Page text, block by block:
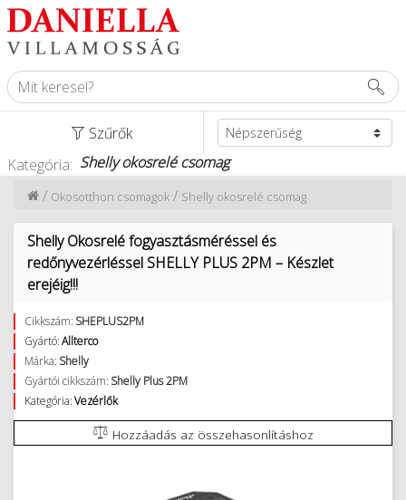
Szűrők
Kategória: Shelly okosrelé csomag
Shelly okosrelé csomag
/
Okosotthon csomagok
/
Shelly Okosrelé fogyasztásméréssel és
redőnyvezérléssel SHELLY PLUS 2PM – Készlet
erejéig!!!
Cikkszám: SHEPLUS2PM
Gyártó:Allterco
Márka: Shelly
Gyártói cikkszám: Shelly Plus 2PM
Kategória:Vezérlők
Hozzáadás az összehasonlításhoz